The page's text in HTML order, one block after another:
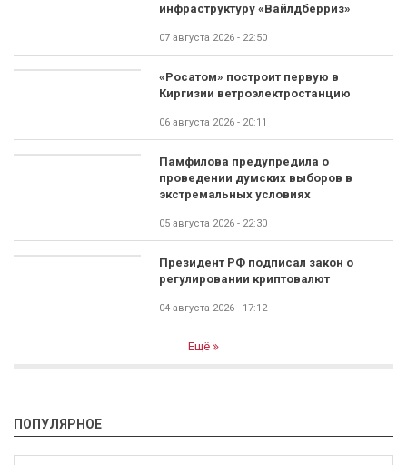
инфраструктуру «Вайлдберриз»
07 августа 2026 - 22:50
«Росатом» построит первую в
Киргизии ветроэлектростанцию
06 августа 2026 - 20:11
Памфилова предупредила о
проведении думских выборов в
экстремальных условиях
05 августа 2026 - 22:30
Президент РФ подписал закон о
регулировании криптовалют
04 августа 2026 - 17:12
Ещё
ПОПУЛЯРНОЕ